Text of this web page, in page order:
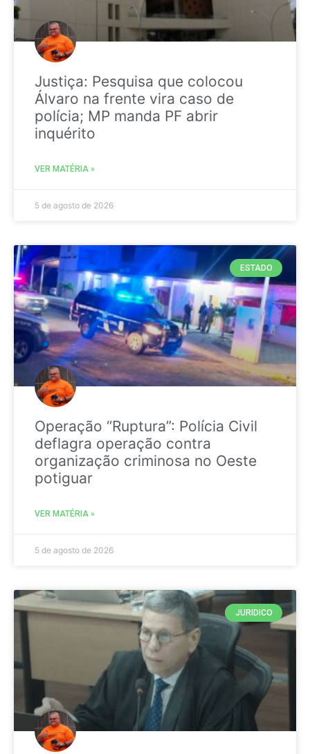
Justiça: Pesquisa que colocou
Álvaro na frente vira caso de
polícia; MP manda PF abrir
inquérito
VER MATÉRIA »
5 de agosto de 2026
ESTADO
Operação “Ruptura”: Polícia Civil
deflagra operação contra
organização criminosa no Oeste
potiguar
VER MATÉRIA »
5 de agosto de 2026
JURIDICO